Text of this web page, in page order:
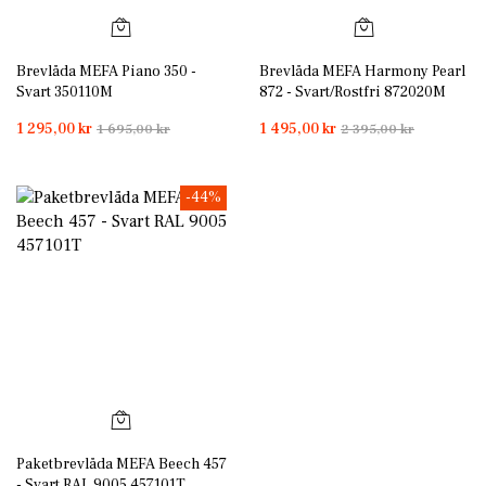
Brevlåda MEFA Piano 350 -
Svart 350110M
1 295,00 kr 1 695,00 kr
Brevlåda MEFA Harmony Pearl
872 - Svart/Rostfri 872020M
1 495,00 kr 2 395,00 kr
-44%
Paketbrevlåda MEFA Beech 457